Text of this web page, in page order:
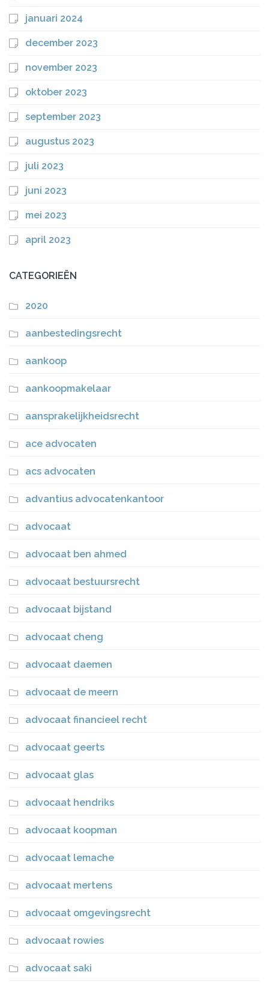
januari 2024
december 2023
november 2023
oktober 2023
september 2023
augustus 2023
juli 2023
juni 2023
mei 2023
april 2023
CATEGORIEËN
2020
aanbestedingsrecht
aankoop
aankoopmakelaar
aansprakelijkheidsrecht
ace advocaten
acs advocaten
advantius advocatenkantoor
advocaat
advocaat ben ahmed
advocaat bestuursrecht
advocaat bijstand
advocaat cheng
advocaat daemen
advocaat de meern
advocaat financieel recht
advocaat geerts
advocaat glas
advocaat hendriks
advocaat koopman
advocaat lemache
advocaat mertens
advocaat omgevingsrecht
advocaat rowies
advocaat saki